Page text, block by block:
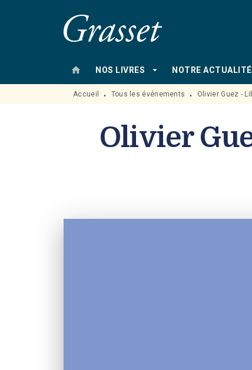
MENU RECHERCHE
home NOS LIVRES arrow_drop_down NOTRE ACTUALITÉ
Accueil • Tous les événements • Olivier Guez -
Olivier